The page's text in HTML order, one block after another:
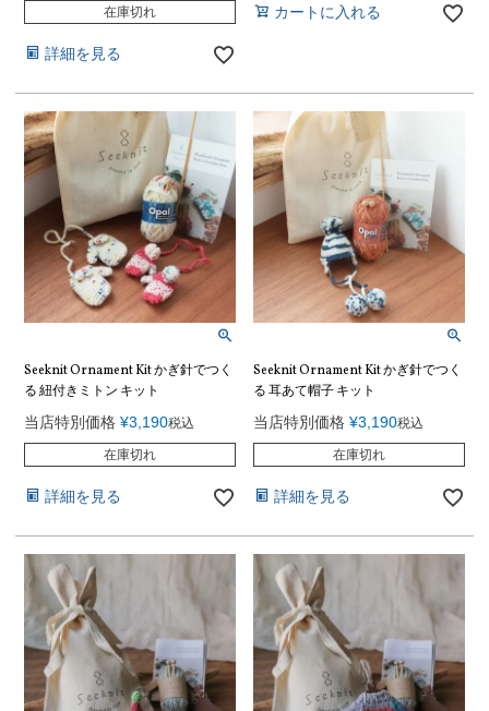
在庫切れ
詳細を見る
カートに入れる
Seeknit Ornament Kit かぎ針でつく
る 紐付きミトン キット
当店特別価格 ¥3,190税込
在庫切れ
詳細を見る
Seeknit Ornament Kit かぎ針でつく
る 耳あて帽子 キット
当店特別価格 ¥3,190税込
在庫切れ
詳細を見る